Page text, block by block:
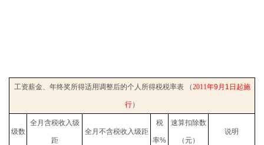
工资薪金、年终奖所得适用调整后的个人所得税税率表 （2011年9 月 1 日起施
行）
级数
全月含税收入级
距
全月不含税收入级距
税
率%
速算扣除数
（元）
说明